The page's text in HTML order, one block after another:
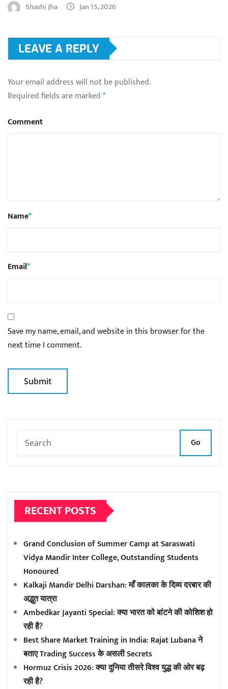
Shashi Jha Jan 15, 2026
LEAVE A REPLY
Your email address will not be published.
Required fields are marked*
Comment
Name*
Email*
Save my name, email, and website in this browser for the
next time I comment.
Go
RECENT POSTS
Grand Conclusion of Summer Camp at Saraswati
Vidya Mandir Inter College, Outstanding Students
Honoured
Kalkaji Mandir Delhi Darshan: माँ कालका के दिव्य दरबार की
अद्भुत यात्रा
Ambedkar Jayanti Special: क्या भारत को बांटने की कोशिश हो
रही है?
Best Share Market Training in India: Rajat Lubana ने
बताए Trading Success के असली Secrets
Hormuz Crisis 2026: क्या दुनिया तीसरे विश्व युद्ध की ओर बढ़
रही है?